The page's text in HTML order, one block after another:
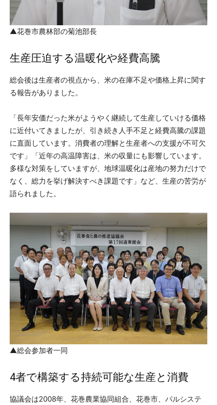
▲花巻市農林部の菊池部長
生産圧迫する温暖化や経費高騰
総会後は生産者の視点から、米の在庫不足や価格上昇に関す
る報告がありました。
「長年安価だった米がようやく継続して生産していける価格
に近付いてきましたが、引き続き人手不足と経費高騰の課題
に直面しています。消費者の理解と生産者への支援が不可欠
です」「近年の高温障害は、米の収量にも影響しています。
多様な対策をしていますが、地球温暖化は産地の努力だけで
なく、総力を挙げ解決すべき課題です」など、生産の苦労が
語られました。
▲総会参加者一同
4者で構築する持続可能な生産と消費
協議会は2008年、花巻農業協同組合、花巻市、パルシステ